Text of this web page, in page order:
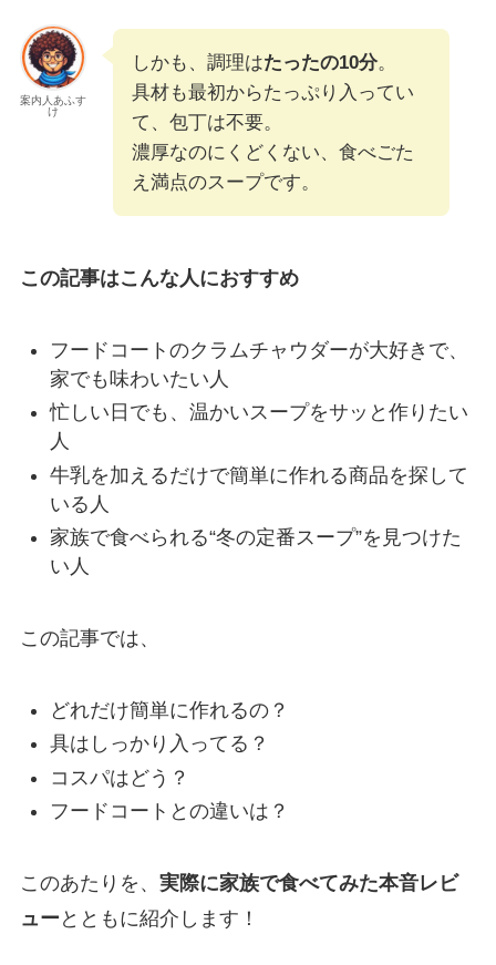
案内人あふす
け
しかも、調理はたったの10分。
具材も最初からたっぷり入ってい
て、包丁は不要。
濃厚なのにくどくない、食べごた
え満点のスープです。
この記事はこんな人におすすめ
フードコートのクラムチャウダーが大好きで、
家でも味わいたい人
忙しい日でも、温かいスープをサッと作りたい
人
牛乳を加えるだけで簡単に作れる商品を探して
いる人
家族で食べられる“冬の定番スープ”を見つけた
い人
この記事では、
どれだけ簡単に作れるの？
具はしっかり入ってる？
コスパはどう？
フードコートとの違いは？
このあたりを、 実際に家族で食べてみた本音レビ
ュー とともに紹介します！